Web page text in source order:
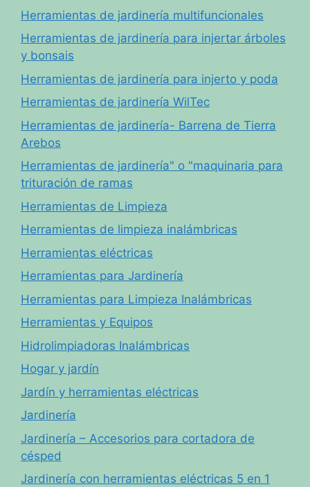
Herramientas de jardinería multifuncionales
Herramientas de jardinería para injertar árboles
y bonsais
Herramientas de jardinería para injerto y poda
Herramientas de jardinería WilTec
Herramientas de jardinería- Barrena de Tierra
Arebos
Herramientas de jardinería" o "maquinaria para
trituración de ramas
Herramientas de Limpieza
Herramientas de limpieza inalámbricas
Herramientas eléctricas
Herramientas para Jardinería
Herramientas para Limpieza Inalámbricas
Herramientas y Equipos
Hidrolimpiadoras Inalámbricas
Hogar y jardín
Jardín y herramientas eléctricas
Jardinería
Jardinería – Accesorios para cortadora de
césped
Jardinería con herramientas eléctricas 5 en 1